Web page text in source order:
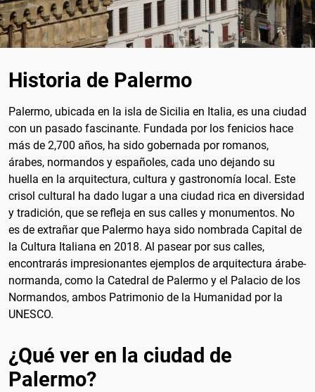
Historia de Palermo
Palermo, ubicada en la isla de Sicilia en Italia, es una ciudad
con un pasado fascinante. Fundada por los fenicios hace
más de 2,700 años, ha sido gobernada por romanos,
árabes, normandos y españoles, cada uno dejando su
huella en la arquitectura, cultura y gastronomía local. Este
crisol cultural ha dado lugar a una ciudad rica en diversidad
y tradición, que se refleja en sus calles y monumentos. No
es de extrañar que Palermo haya sido nombrada Capital de
la Cultura Italiana en 2018. Al pasear por sus calles,
encontrarás impresionantes ejemplos de arquitectura árabe-
normanda, como la Catedral de Palermo y el Palacio de los
Normandos, ambos Patrimonio de la Humanidad por la
UNESCO.
¿Qué ver en la ciudad de
Palermo?